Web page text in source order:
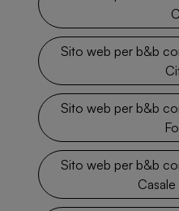
Sito web per b&b
Sito web per b&b
Sito web per b&b